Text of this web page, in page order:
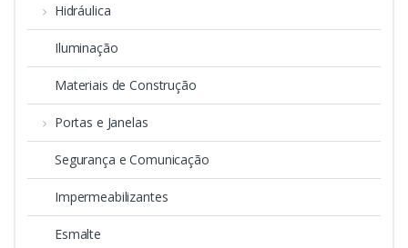
Hidráulica
Iluminação
Materiais de Construção
Portas e Janelas
Segurança e Comunicação
Impermeabilizantes
Esmalte